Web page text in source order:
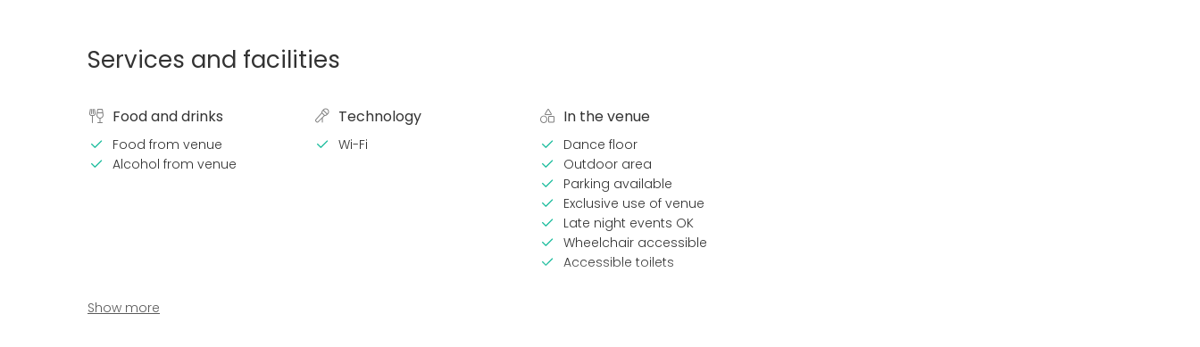
Services and facilities
Food and drinks
Food from venue
Alcohol from venue
Technology
Wi-Fi
In the venue
Dance floor
Outdoor area
Parking available
Exclusive use of venue
Late night events OK
Wheelchair accessible
Accessible toilets
Equipment
Show more